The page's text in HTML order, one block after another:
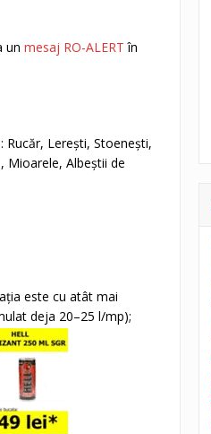
un mesaj RO-ALERT în
Rucăr, Lerești, Stoenești,
Mioarele, Albeștii de
este cu atât mai
deja 20–25 l/mp);